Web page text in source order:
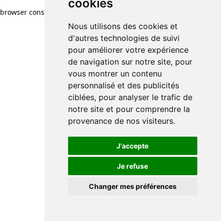
cookies
Nous utilisons des cookies et
d'autres technologies de suivi
pour améliorer votre expérience
de navigation sur notre site, pour
vous montrer un contenu
personnalisé et des publicités
ciblées, pour analyser le trafic de
notre site et pour comprendre la
provenance de nos visiteurs.
J'accepte
Je refuse
Changer mes préférences
browser console for more information)